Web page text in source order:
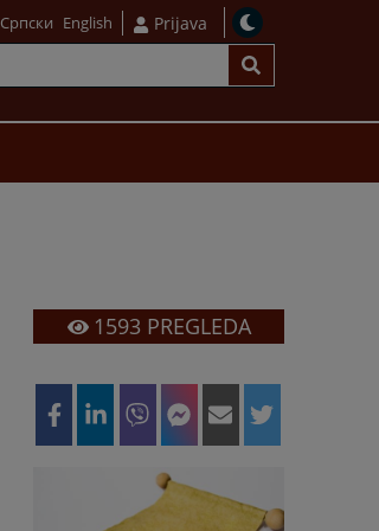
Српски English Prijava
1593PREGLEDA